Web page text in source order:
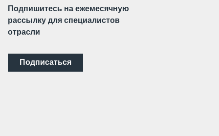
Подпишитесь на ежемесячную
рассылку для специалистов
отрасли
Подписаться